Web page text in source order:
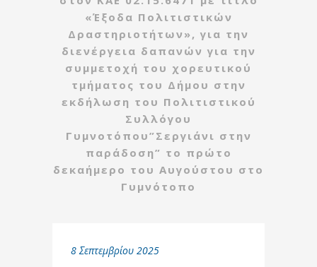
«Έξοδα Πολιτιστικών
Δραστηριοτήτων», για την
διενέργεια δαπανών για την
συμμετοχή του χορευτικού
τμήματος του Δήμου στην
εκδήλωση του Πολιτιστικού
Συλλόγου
Γυμνοτόπου”Σεργιάνι στην
παράδοση” το πρώτο
δεκαήμερο του Αυγούστου στο
Γυμνότοπο
8 Σεπτεμβρίου 2025